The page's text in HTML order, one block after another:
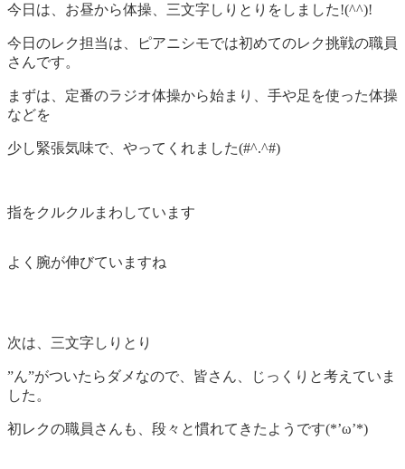
今日は、お昼から体操、三文字しりとりをしました!(^^)!
今日のレク担当は、ピアニシモでは初めてのレク挑戦の職員
さんです。
まずは、定番のラジオ体操から始まり、手や足を使った体操
などを
少し緊張気味で、やってくれました(#^.^#)
指をクルクルまわしています
よく腕が伸びていますね
次は、三文字しりとり
”ん”がついたらダメなので、皆さん、じっくりと考えていま
した。
初レクの職員さんも、段々と慣れてきたようです(*’ω’*)